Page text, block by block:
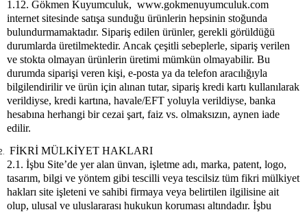
1.12. Gökmen Kuyumculuk, www.gokmenuyumculuk.com
internet sitesinde satışa sunduğu ürünlerin hepsinin stoğunda
bulundurmamaktadır. Sipariş edilen ürünler, gerekli görüldüğü
durumlarda üretilmektedir. Ancak çeşitli sebeplerle, sipariş verilen
ve stokta olmayan ürünlerin üretimi mümkün olmayabilir. Bu
durumda siparişi veren kişi, e-posta ya da telefon aracılığıyla
bilgilendirilir ve ürün için alınan tutar, sipariş kredi kartı kullanılarak
verildiyse, kredi kartına, havale/EFT yoluyla verildiyse, banka
hesabına herhangi bir cezai şart, faiz vs. olmaksızın, aynen iade
edilir.
FİKRİ MÜLKİYET HAKLARI
2.1. İşbu Site’de yer alan ünvan, işletme adı, marka, patent, logo,
tasarım, bilgi ve yöntem gibi tescilli veya tescilsiz tüm fikri mülkiyet
hakları site işleteni ve sahibi firmaya veya belirtilen ilgilisine ait
olup, ulusal ve uluslararası hukukun koruması altındadır. İşbu